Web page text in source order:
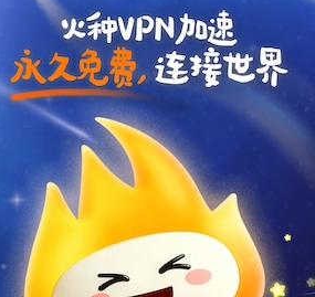
支持 反对
[0]
旋风加速度器 快连加速器